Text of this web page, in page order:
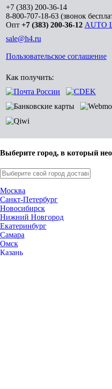
+7 (383) 200-36-14
8-800-707-18-63 (звонок
Опт +7 (383) 200-36-12 AUTO
sale@h4.ru
Пользовательское соглашение
Как получить:
Выберите город, в который
Москва
Санкт-Петербург
Новосибирск
Нижний Новгород
Екатеринбург
Самара
Омск
Казань